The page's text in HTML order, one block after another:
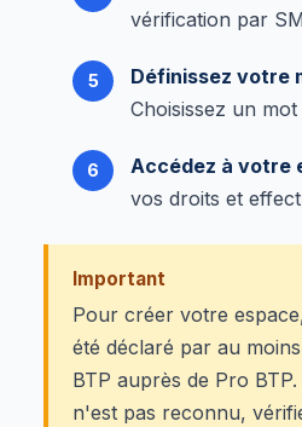
vérification par
Définissez votre
Choisissez un
Accédez à votre
vos droits et
Important
Pour créer votre
été déclaré par au
BTP auprès de Pro
n'est pas reconnu,